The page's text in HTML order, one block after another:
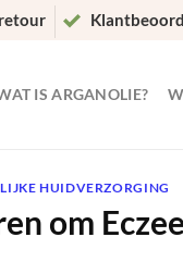
IS ARGANOLIE?
HUIDVERZORGING
om